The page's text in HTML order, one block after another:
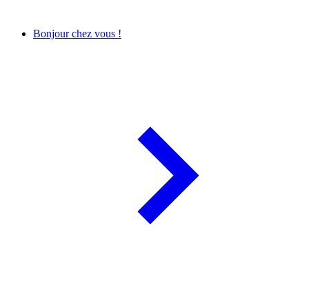
Bonjour chez vous !